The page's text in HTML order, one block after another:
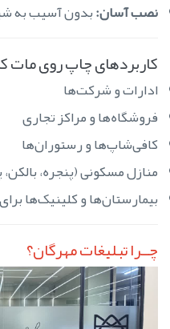
نصب آسان:بدون آسیب به
کاربردهای چاپ روی
ادارات و شرکت‌ها
فروشگاه‌ها و مراکز تجاری
کافی‌شاپ‌ها و رستوران‌ها
منازل مسکونی (پنجره،
بیمارستان‌ها و کلینیک‌ها
چــرا تبلیغات مهرگان؟